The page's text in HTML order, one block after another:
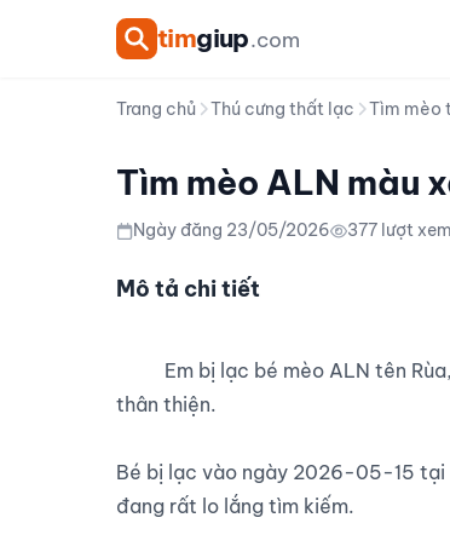
timgiup.com
Trang chủ Thú cưng thất lạc Tìm mèo
Tìm mèo ALN màu
Ngày đăng 23/05/2026 377 lượt xem
Mô tả chi tiết
thân thiện.
Bé bị lạc vào ngày 2026-05-15 tại
đang rất lo lắng tìm kiếm.